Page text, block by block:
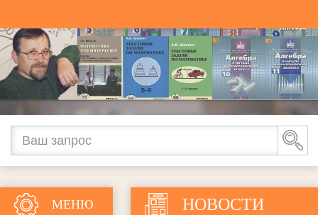
НОВОСТИ
МЕНЮ